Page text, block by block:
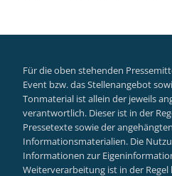
Für die oben stehenden
Event bzw. das Stellenangebot
Tonmaterial ist allein der jeweils
verantwortlich. Dieser ist in der
Pressetexte sowie der
Informationsmaterialien. Die
Informationen zur
Weiterverarbeitung ist in der